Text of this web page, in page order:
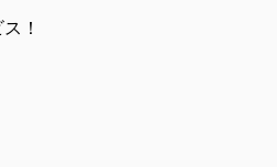
！